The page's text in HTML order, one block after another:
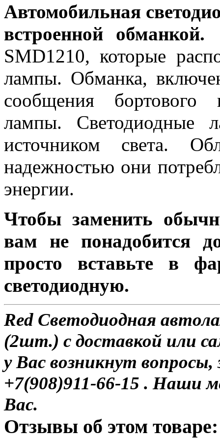
Автомобильная
встроенной обманкой.
SMD1210, которые
лампы. Обманка,
сообщения бортового
лампы. Светодиодные
источником света.
надежностью они
энергии.
Чтобы заменить
вам не понадобится
просто вставьте в
светодиодную.
Red Светодиодная
(2шт.) с доставкой или
у Вас возникнут
+7(908)911-66-15 . Наши
Вас.
Отзывы об этом товаре: